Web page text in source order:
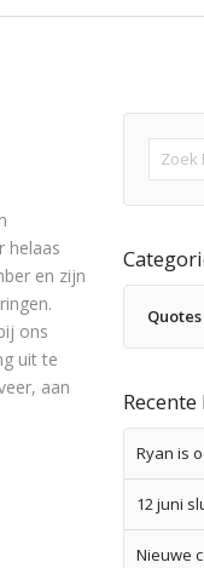
helaas
en zijn
ons
uit te
aan
Search
Quotes
Ryan is
12 juni
Nieuwe